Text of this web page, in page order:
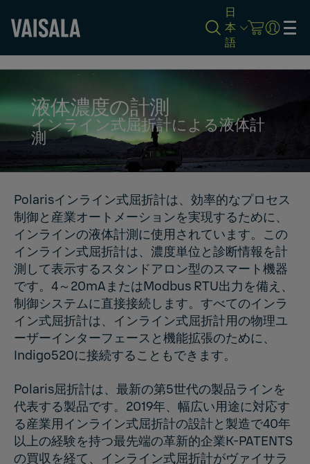
content
日
本
語
液体濃度の計測
インライン式屈折計による液体計
測
Polarisインライン式屈折計は、効率的なプロセス
制御と産業オートメーションを実現するために、
インラインの液体計測に使用されています。この
インライン式屈折計は、濃度単位と診断情報を計
測して表示するスタンドアロン型のスマート機器
です。4～20mAまたはModbus RTU出力を備え、
制御システムに直接接続します。すべてのインラ
イン式屈折計は、インライン式屈折計用の物理ユ
ーザーインターフェースと機能拡張のために、
Indigo520に接続することもできます。
Polaris屈折計は、最新の第5世代の製品ラインを
代表する製品です。2019年、幅広い用途に対応す
る産業用インライン式屈折計の設計と製造で40年
以上の経験を持つ最先端の革新的企業K-PATENTS
の買収を経て、インライン式屈折計がヴァイサラ